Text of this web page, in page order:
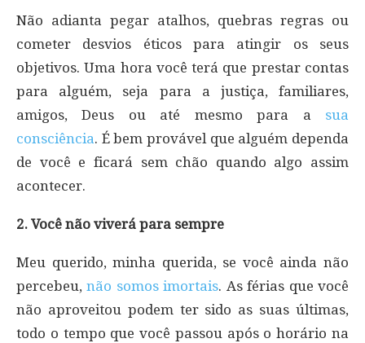
Não adianta pegar atalhos, quebras regras ou
cometer desvios éticos para atingir os seus
objetivos. Uma hora você terá que prestar contas
para alguém, seja para a justiça, familiares,
amigos, Deus ou até mesmo para a sua
consciência. É bem provável que alguém dependa
de você e ficará sem chão quando algo assim
acontecer.
2. Você não viverá para sempre
Meu querido, minha querida, se você ainda não
percebeu,não somos imortais. As férias que você
não aproveitou podem ter sido as suas últimas,
todo o tempo que você passou após o horário na